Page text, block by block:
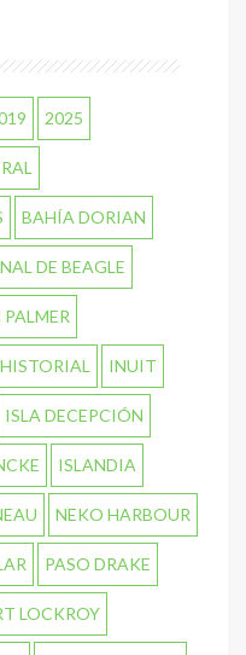
2025
BAHÍA DORIAN
DE BEAGLE
HISTORIAL INUIT
ISLA DECEPCIÓN
ISLANDIA
NEKO HARBOUR
PASO DRAKE
LOCKROY